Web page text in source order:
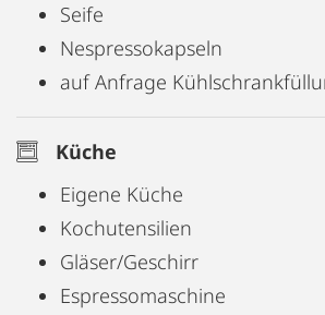
Seife
Nespressokapseln
auf Anfrage
Küche
Eigene Küche
Kochutensilien
Gläser/Geschirr
Espressomaschine